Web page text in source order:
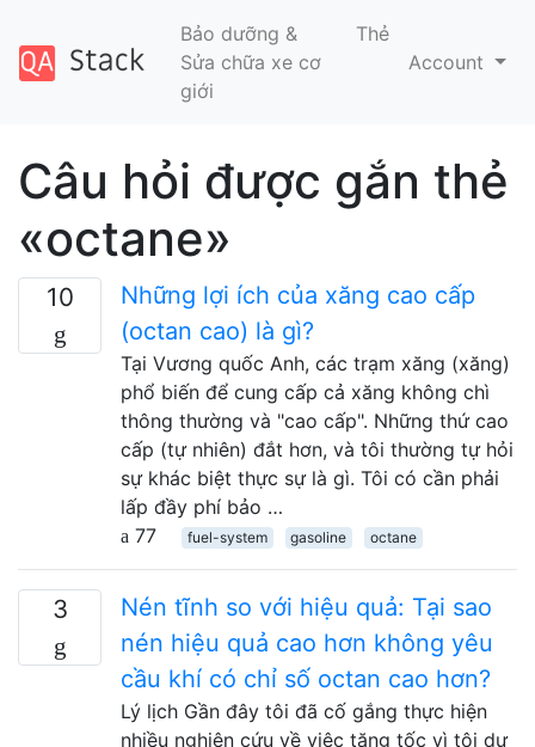
Bảo dưỡng &
Sửa chữa xe cơ
giới
Thẻ
Account
Câu hỏi được gắn thẻ
«octane»
10
Những lợi ích của xăng cao cấp
(octan cao) là gì?
Tại Vương quốc Anh, các trạm xăng (xăng)
phổ biến để cung cấp cả xăng không chì
thông thường và "cao cấp". Những thứ cao
cấp (tự nhiên) đắt hơn, và tôi thường tự hỏi
sự khác biệt thực sự là gì. Tôi có cần phải
lấp đầy phí bảo …
77
fuel-system gasoline octane
3
Nén tĩnh so với hiệu quả: Tại sao
nén hiệu quả cao hơn không yêu
cầu khí có chỉ số octan cao hơn?
Lý lịch Gần đây tôi đã cố gắng thực hiện
nhiều nghiên cứu về việc tăng tốc vì tôi dự